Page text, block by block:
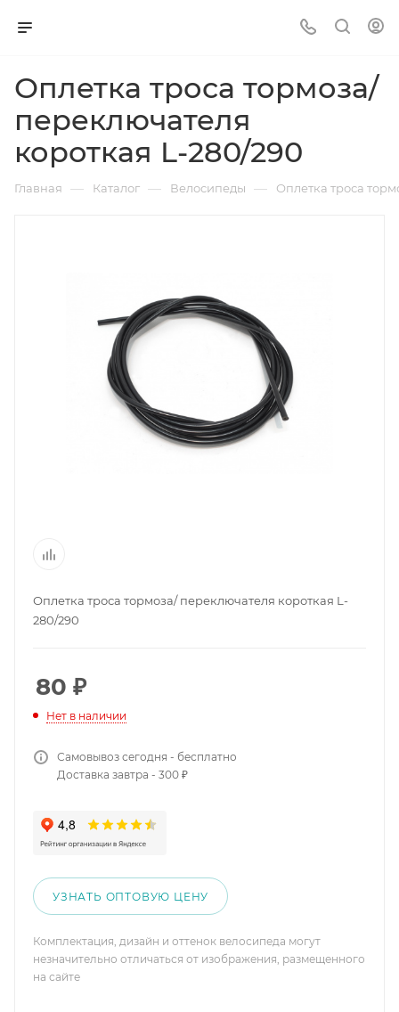
Оплетка троса тормоза/
переключателя
короткая L-280/290
Главная — Каталог — Велосипеды — Оплетка троса
Оплетка троса тормоза/ переключателя короткая L-
280/290
80 ₽
Нет в наличии
Самовывоз сегодня - бесплатно
Доставка завтра - 300 ₽
УЗНАТЬ ОПТОВУЮ ЦЕНУ
Комплектация, дизайн и оттенок велосипеда могут
незначительно отличаться от изображения, размещенного
на сайте